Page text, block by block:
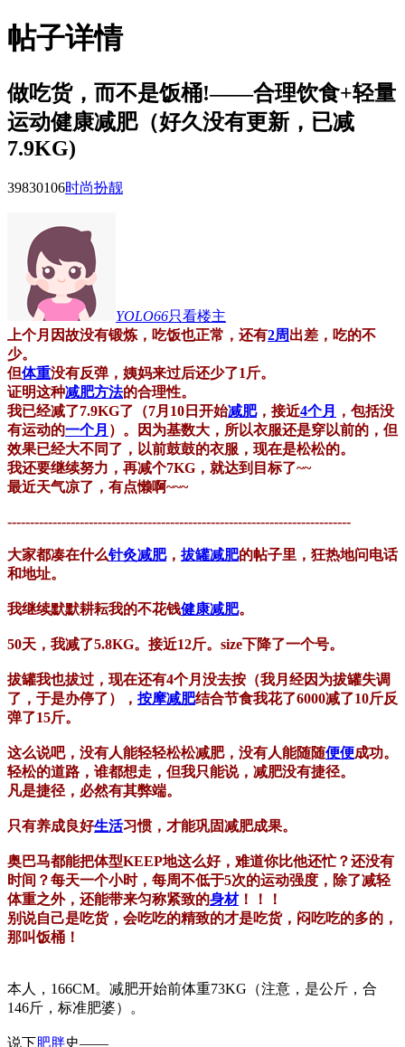
帖子详情
做吃货，而不是饭桶!——合理饮食+轻量
运动健康减肥（好久没有更新，已减
7.9KG)
39830106时尚扮靓
YOLO66只看楼主
上个月因故没有锻炼，吃饭也正常，还有2周出差，吃的不
少。
但体重没有反弹，姨妈来过后还少了1斤。
证明这种减肥方法的合理性。
我已经减了7.9KG了（7月10日开始减肥，接近4个月
，包括没
有运动的一个月 ）。因为基数大，所以衣服还是穿以前的，但
效果已经大不同了，以前鼓鼓的衣服，现在是松松的。
我还要继续努力，再减个7KG，就达到目标了~~
最近天气凉了，有点懒啊~~~
----------------------------------------------------------------------------
大家都凑在什么针灸减肥， 拔罐减肥的帖子里，狂热地问电话
和地址。
我继续默默耕耘我的不花钱健康减肥。
50天，我减了5.8KG。接近12斤。size下降了一个号。
拔罐我也拔过，现在还有4个月没去按（我月经因为拔罐失调
了，于是办停了）， 按摩减肥结合节食我花了6000减了10斤反
弹了15斤。
这么说吧，没有人能轻轻松松减肥，没有人能随随便便成功。
轻松的道路，谁都想走，但我只能说，减肥没有捷径。
凡是捷径，必然有其弊端。
只有养成良好生活习惯，才能巩固减肥成果。
奥巴马都能把体型KEEP地这么好，难道你比他还忙？还没有
时间？每天一个小时，每周不低于5次的运动强度，除了减轻
体重之外，还能带来匀称紧致的身材！！！
别说自己是吃货，会吃吃的精致的才是吃货，闷吃吃的多的，
那叫饭桶！
本人，166CM。减肥开始前体重73KG（注意，是公斤，合
146斤，标准肥婆）。
说下肥胖史——